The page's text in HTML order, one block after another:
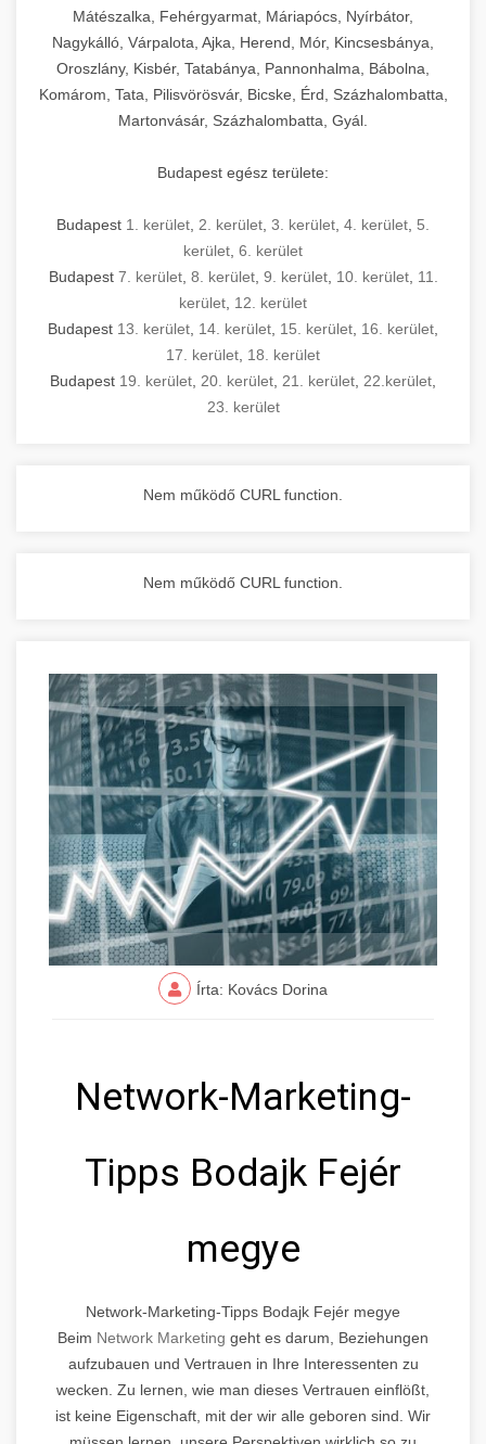
Mátészalka, Fehérgyarmat, Máriapócs, Nyírbátor,
Nagykálló, Várpalota, Ajka, Herend, Mór, Kincsesbánya,
Oroszlány, Kisbér, Tatabánya, Pannonhalma, Bábolna,
Komárom, Tata, Pilisvörösvár, Bicske, Érd, Százhalombatta,
Martonvásár, Százhalombatta, Gyál.
Budapest egész területe:
Budapest 1. kerület 2. kerület 3. kerület 4. kerület 5.
kerület 6. kerület
Budapest 7. kerület, 8. kerület, 9. kerület, 10. kerület, 11.
kerület 12. kerület
Budapest 13. kerület 14. kerület 15. kerület 16. kerület
17. kerület 18. kerület
Budapest 19. kerület 20. kerület 21. kerület 22.kerület
23. kerület
Nem működő CURL function.
Nem működő CURL function.
Írta: Kovács Dorina
Network-Marketing-
Tipps Bodajk Fejér
megye
Network-Marketing-Tipps Bodajk Fejér megye
Beim Network Marketing geht es darum, Beziehungen
aufzubauen und Vertrauen in Ihre Interessenten zu
wecken. Zu lernen, wie man dieses Vertrauen einflößt,
ist keine Eigenschaft, mit der wir alle geboren sind. Wir